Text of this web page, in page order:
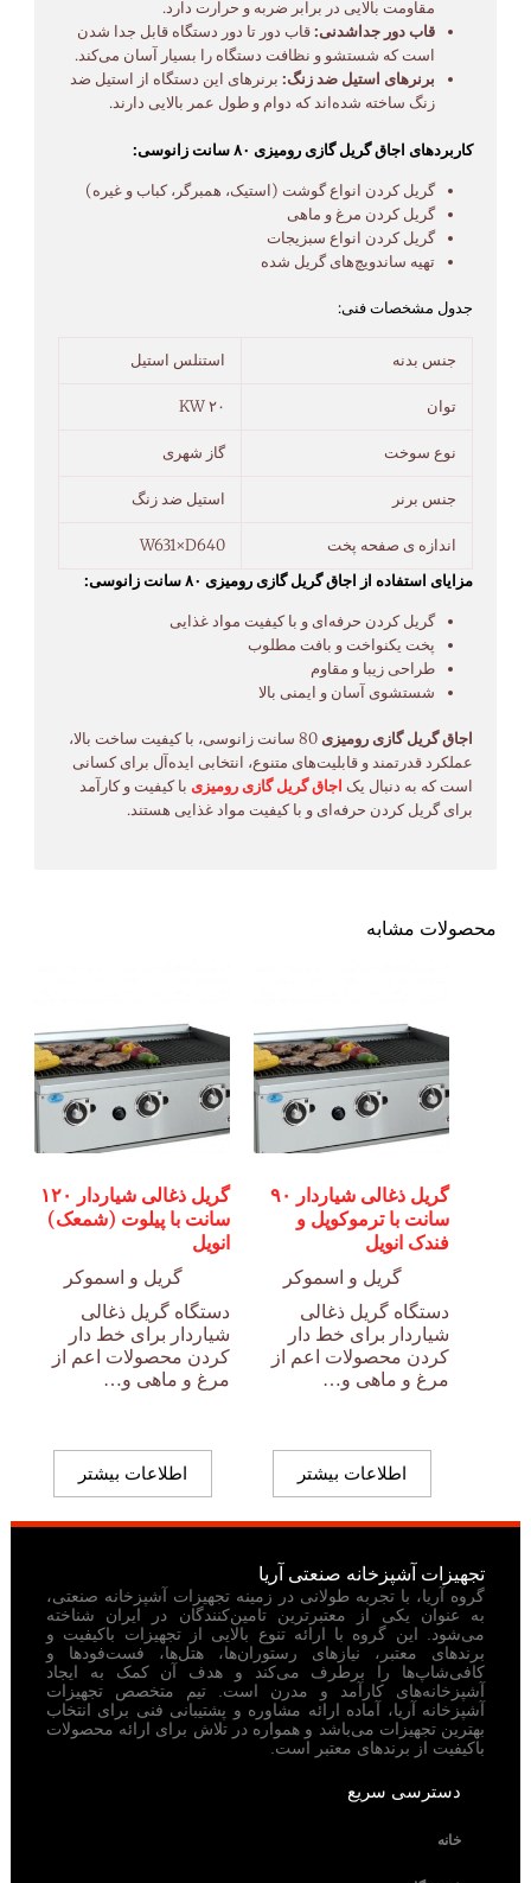
مقاومت بالایی در برابر ضربه و حرارت دارد.
قاب دور جداشدنی:قاب دور تا دور دستگاه قابل جدا شدن
است که شستشو و نظافت دستگاه را بسیار آسان می‌کند.
برنرهای استیل ضد زنگ: برنرهای این دستگاه از استیل ضد
زنگ ساخته شده‌اند که دوام و طول عمر بالایی دارند.
کاربردهای اجاق گریل گازی رومیزی ۸۰ سانت زانوسی:
گریل کردن انواع گوشت (استیک، همبرگر، کباب و غیره)
گریل کردن مرغ و ماهی
گریل کردن انواع سبزیجات
تهیه ساندویچ‌های گریل شده
جدول مشخصات فنی:
جنس بدنه استنلس استیل
توان ۲۰ KW
نوع سوخت گاز شهری
جنس برنر استیل ضد زنگ
اندازه ی صفحه پخت
W631×D640
مزایای استفاده از اجاق گریل گازی رومیزی ۸۰ سانت زانوسی:
گریل کردن حرفه‌ای و با کیفیت مواد غذایی
پخت یکنواخت و بافت مطلوب
طراحی زیبا و مقاوم
شستشوی آسان و ایمنی بالا
اجاق گریل گازی رومیزی
80 سانت زانوسی، با کیفیت ساخت بالا،
عملکرد قدرتمند و قابلیت‌های متنوع، انتخابی ایده‌آل برای کسانی
است که به دنبال یک اجاق گریل گازی رومیزی با کیفیت و کارآمد
برای گریل کردن حرفه‌ای و با کیفیت مواد غذایی هستند.
محصولات مشابه
گریل ذغالی شیاردار ۹۰
سانت با ترموکوپل و
فندک انویل
گریل و اسموکر
دستگاه گریل ذغالی
شیاردار برای خط دار
کردن محصولات اعم از
مرغ و ماهی و…
اطلاعات بیشتر
گریل ذغالی شیاردار ۱۲۰
سانت با پیلوت (شمعک)
انویل
گریل و اسموکر
دستگاه گریل ذغالی
شیاردار برای خط دار
کردن محصولات اعم از
مرغ و ماهی و…
اطلاعات بیشتر
تجهیزات آشپزخانه صنعتی آریا
گروه آریا، با تجربه طولانی در زمینه تجهیزات آشپزخانه صنعتی،
به عنوان یکی از معتبرترین تامین‌کنندگان در ایران شناخته
می‌شود. این گروه با ارائه تنوع بالایی از تجهیزات باکیفیت و
برندهای معتبر، نیازهای رستوران‌ها، هتل‌ها، فست‌فودها و
کافی‌شاپ‌ها را برطرف می‌کند و هدف آن کمک به ایجاد
آشپزخانه‌های کارآمد و مدرن است. تیم متخصص تجهیزات
آشپزخانه آریا، آماده ارائه مشاوره و پشتیبانی فنی برای انتخاب
بهترین تجهیزات می‌باشد و همواره در تلاش برای ارائه محصولات
باکیفیت از برندهای معتبر است.
دسترسی سریع
خانه